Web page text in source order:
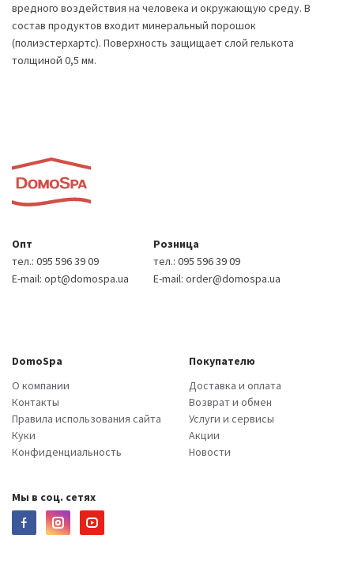
вредного воздействия на человека и окружающую среду. В
состав продуктов входит минеральный порошок
(полиэстерхартс). Поверхность защищает слой гелькота
толщиной 0,5 мм.
Опт
тел.: 095 596 39 09
E-mail: opt@domospa.ua
Розница
тел.: 095 596 39 09
E-mail: order@domospa.ua
DomoSpa
О компании
Контакты
Правила использования сайта
Куки
Конфиденциальность
Покупателю
Доставка и оплата
Возврат и обмен
Услуги и сервисы
Акции
Новости
Мы в соц. сетях